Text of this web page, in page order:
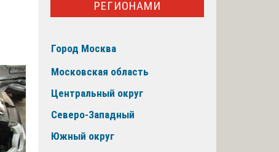
РЕГИОНАМИ
Город Москва
Московская область
Центральный округ
Северо-Западный
Южный округ